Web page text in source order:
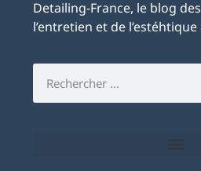
Detailing-France, le blog
l’entretien et de